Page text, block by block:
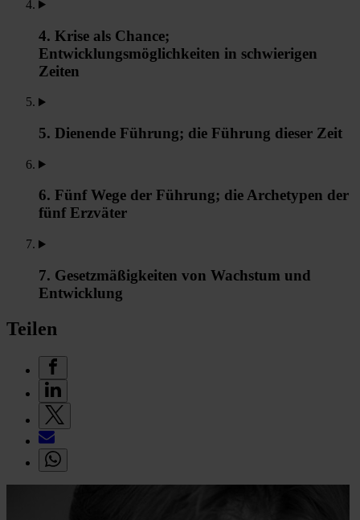
4. Krise als Chance;
Entwicklungsmöglichkeiten in schwierigen
Zeiten
5. Dienende Führung; die Führung dieser Zeit
6. Fünf Wege der Führung; die Archetypen der
fünf Erzväter
7. Gesetzmäßigkeiten von Wachstum und
Entwicklung
Teilen